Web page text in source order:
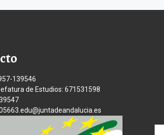
139546
de Estudios: 671531598